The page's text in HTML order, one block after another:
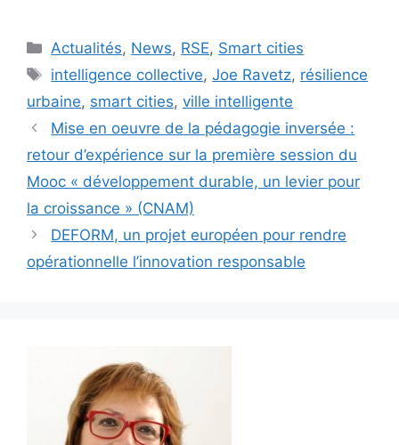
Catégories
Actualités, News, RSE, Smart cities
Étiquettes
intelligence collective,Joe Ravetz, résilience
urbaine, smart cities, ville intelligente
Mise en oeuvre de la pédagogie inversée :
retour d’expérience sur la première session du
Mooc « développement durable, un levier pour
la croissance » (CNAM)
DEFORM, un projet européen pour rendre
opérationnelle l’innovation responsable